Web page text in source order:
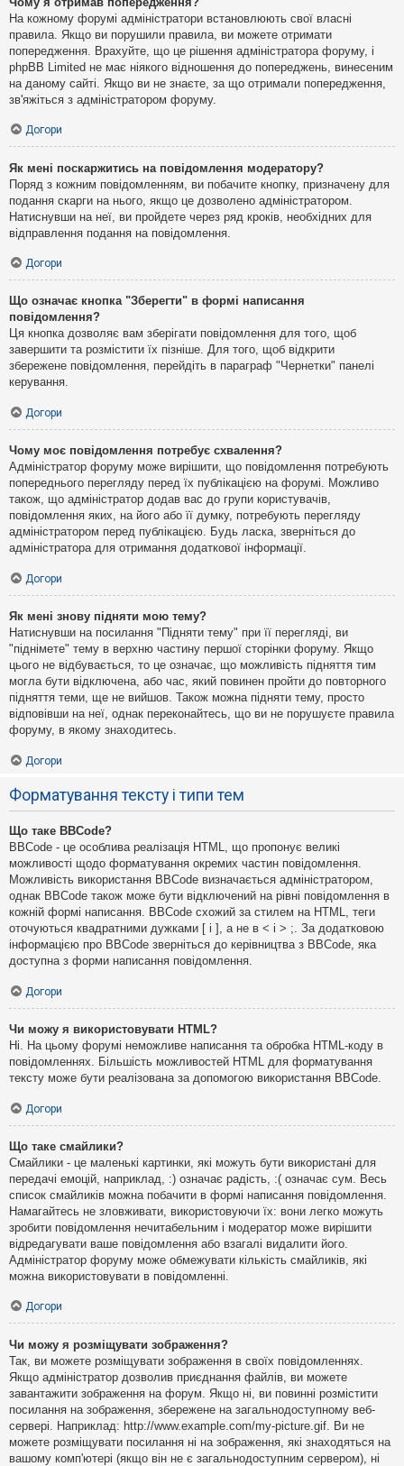
На кожному форумі адміністратори встановлюють свої власні
правила. Якщо ви порушили правила, ви можете отримати
попередження. Врахуйте, що це рішення адміністратора форуму, і
phpBB Limited не має ніякого відношення до попереджень, винесеним
на даному сайті. Якщо ви не знаєте, за що отримали попередження,
зв'яжіться з адміністратором форуму.
Догори
Як мені поскаржитись на повідомлення модератору?
Поряд з кожним повідомленням, ви побачите кнопку, призначену для
подання скарги на нього, якщо це дозволено адміністратором.
Натиснувши на неї, ви пройдете через ряд кроків, необхідних для
відправлення подання на повідомлення.
Догори
Що означає кнопка "Зберегти" в формі написання
повідомлення?
Ця кнопка дозволяє вам зберігати повідомлення для того, щоб
завершити та розмістити їх пізніше. Для того, щоб відкрити
збережене повідомлення, перейдіть в параграф "Чернетки" панелі
керування.
Догори
Чому моє повідомлення потребує схвалення?
Адміністратор форуму може вирішити, що повідомлення потребують
попереднього перегляду перед їх публікацією на форумі. Можливо
також, що адміністратор додав вас до групи користувачів,
повідомлення яких, на його або її думку, потребують перегляду
адміністратором перед публікацією. Будь ласка, зверніться до
адміністратора для отримання додаткової інформації.
Догори
Як мені знову підняти мою тему?
Натиснувши на посилання "Підняти тему" при її перегляді, ви
"піднімете" тему в верхню частину першої сторінки форуму. Якщо
цього не відбувається, то це означає, що можливість підняття тим
могла бути відключена, або час, який повинен пройти до повторного
підняття теми, ще не вийшов. Також можна підняти тему, просто
відповівши на неї, однак переконайтесь, що ви не порушуєте правила
форуму, в якому знаходитесь.
Догори
Форматування тексту і типи тем
Що таке BBCode?
BBCode - це особлива реалізація HTML, що пропонує великі
можливості щодо форматування окремих частин повідомлення.
Можливість використання BBCode визначається адміністратором,
однак BBCode також може бути відключений на рівні повідомлення в
кожній формі написання. BBCode схожий за стилем на HTML, теги
оточуються квадратними дужками [ і ], а не в < і > ;. За додатковою
інформацією про BBCode зверніться до керівництва з BBCode, яка
доступна з форми написання повідомлення.
Догори
Чи можу я використовувати HTML?
Ні. На цьому форумі неможливе написання та обробка HTML-коду в
повідомленнях. Більшість можливостей HTML для форматування
тексту може бути реалізована за допомогою використання BBCode.
Догори
Що таке смайлики?
Смайлики - це маленькі картинки, які можуть бути використані для
передачі емоцій, наприклад, :) означає радість, :( означає сум. Весь
список смайликів можна побачити в формі написання повідомлення.
Намагайтесь не зловживати, використовуючи їх: вони легко можуть
зробити повідомлення нечитабельним і модератор може вирішити
відредагувати ваше повідомлення або взагалі видалити його.
Адміністратор форуму може обмежувати кількість смайликів, які
можна використовувати в повідомленні.
Догори
Чи можу я розміщувати зображення?
Так, ви можете розміщувати зображення в своїх повідомленнях.
Якщо адміністратор дозволив приєднання файлів, ви можете
завантажити зображення на форум. Якщо ні, ви повинні розмістити
посилання на зображення, збережене на загальнодоступному веб-
сервері. Наприклад: http://www.example.com/my-picture.gif. Ви не
можете розміщувати посилання ні на зображення, які знаходяться на
вашому комп'ютері (якщо він не є загальнодоступним сервером), ні